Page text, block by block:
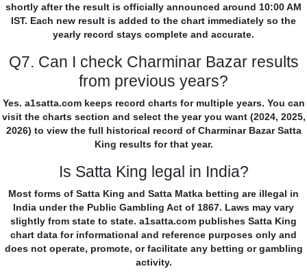
shortly after the result is officially announced around 10:00 AM
IST. Each new result is added to the chart immediately so the
yearly record stays complete and accurate.
Q7. Can I check Charminar Bazar results
from previous years?
Yes. a1satta.com keeps record charts for multiple years. You can
visit the charts section and select the year you want (2024, 2025,
2026) to view the full historical record of Charminar Bazar Satta
King results for that year.
Is Satta King legal in India?
Most forms of Satta King and Satta Matka betting are illegal in
India under the Public Gambling Act of 1867. Laws may vary
slightly from state to state. a1satta.com publishes Satta King
chart data for informational and reference purposes only and
does not operate, promote, or facilitate any betting or gambling
activity.